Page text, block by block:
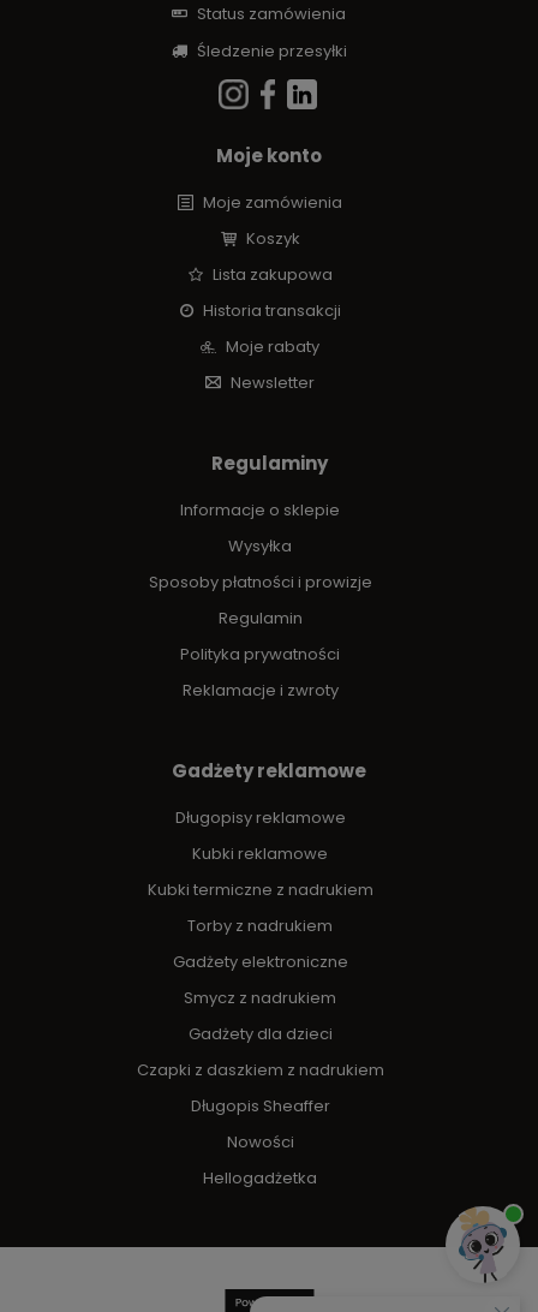
Status zamówienia
Śledzenie przesyłki
Moje konto
Moje zamówienia
Koszyk
Lista zakupowa
Historia transakcji
Moje rabaty
Newsletter
Regulaminy
Informacje o sklepie
Wysyłka
Sposoby płatności i prowizje
Regulamin
Polityka prywatności
Reklamacje i zwroty
Gadżety reklamowe
Długopisy reklamowe
Kubki reklamowe
Kubki termiczne z nadrukiem
Torby z nadrukiem
Gadżety elektroniczne
Smycz z nadrukiem
Gadżety dla dzieci
Czapki z daszkiem z nadrukiem
Długopis Sheaffer
Nowości
Hellogadżetka